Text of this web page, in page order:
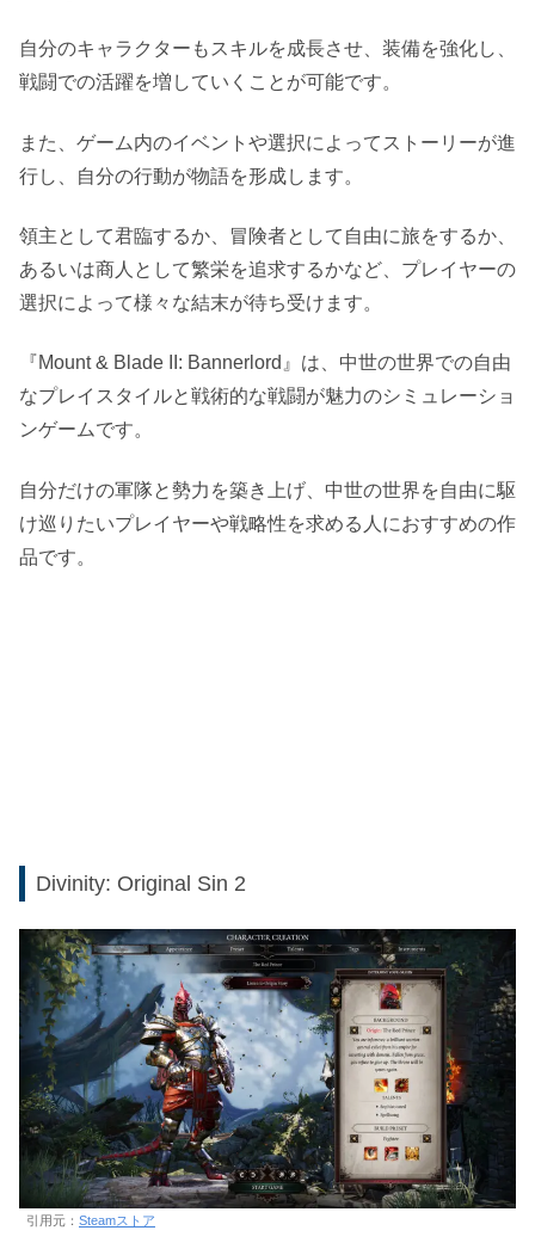
自分のキャラクターもスキルを成長させ、装備を強化し、
戦闘での活躍を増していくことが可能です。
また、ゲーム内のイベントや選択によってストーリーが進
行し、自分の行動が物語を形成します。
領主として君臨するか、冒険者として自由に旅をするか、
あるいは商人として繁栄を追求するかなど、プレイヤーの
選択によって様々な結末が待ち受けます。
『Mount & Blade II: Bannerlord』は、中世の世界での自由
なプレイスタイルと戦術的な戦闘が魅力のシミュレーショ
ンゲームです。
自分だけの軍隊と勢力を築き上げ、中世の世界を自由に駆
け巡りたいプレイヤーや戦略性を求める人におすすめの作
品です。
Divinity: Original Sin 2
引用元： Steamストア